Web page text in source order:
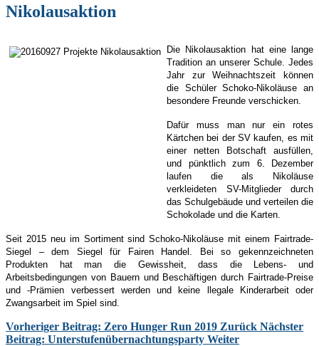
Nikolausaktion
Die Nikolausaktion hat eine lange
Tradition an unserer Schule. Jedes
Jahr zur Weihnachtszeit können
die Schüler Schoko-Nikoläuse an
besondere Freunde verschicken.
Dafür muss man nur ein rotes
Kärtchen bei der SV kaufen, es mit
einer netten Botschaft ausfüllen,
und pünktlich zum 6. Dezember
laufen die als Nikoläuse
verkleideten SV-Mitglieder durch
das Schulgebäude und verteilen die
Schokolade und die Karten.
Seit 2015 neu im Sortiment sind Schoko-Nikoläuse mit einem Fairtrade-
Siegel – dem Siegel für Fairen Handel. Bei so gekennzeichneten
Produkten hat man die Gewissheit, dass die Lebens- und
Arbeitsbedingungen von Bauern und Beschäftigen durch Fairtrade-Preise
und -Prämien verbessert werden und keine llegale Kinderarbeit oder
Zwangsarbeit im Spiel sind.
Vorheriger Beitrag: Zero Hunger Run 2019 Zurück Nächster
Beitrag: Unterstufenübernachtungsparty Weiter